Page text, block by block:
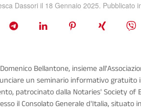
Dassoriil 18 Gennaio 2025. Pubblicato
Bellantone, insieme all'
un seminario informativo gratuito
patrocinato dalla Notaries' Society of
ilConsolato Generale d'Italia, situato